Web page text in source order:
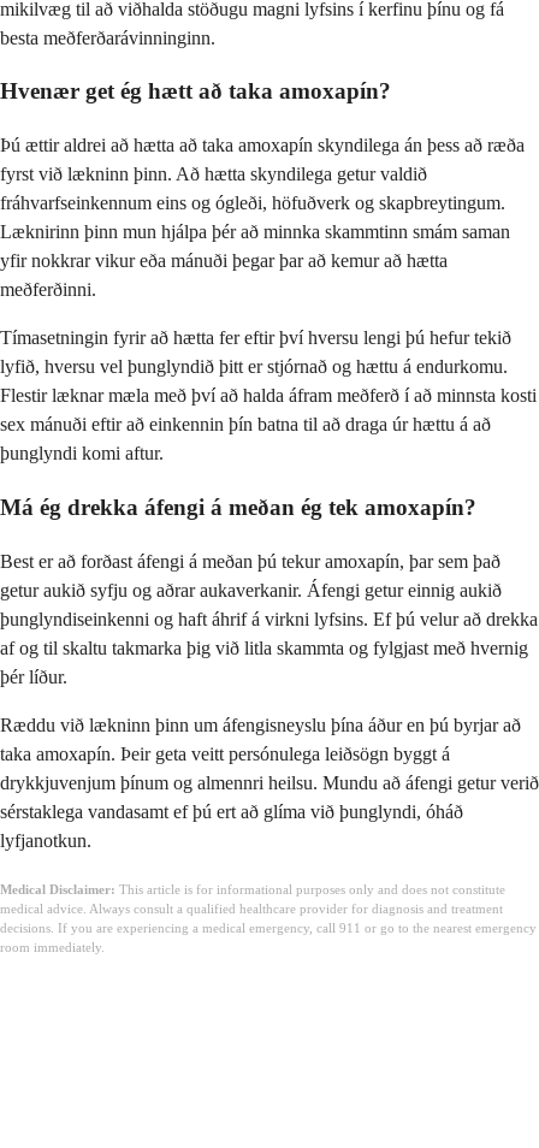
mikilvæg til að viðhalda stöðugu magni lyfsins í kerfinu þínu og fá
besta meðferðarávinninginn.
Hvenær get ég hætt að taka amoxapín?
Þú ættir aldrei að hætta að taka amoxapín skyndilega án þess að ræða
fyrst við lækninn þinn. Að hætta skyndilega getur valdið
fráhvarfseinkennum eins og ógleði, höfuðverk og skapbreytingum.
Læknirinn þinn mun hjálpa þér að minnka skammtinn smám saman
yfir nokkrar vikur eða mánuði þegar þar að kemur að hætta
meðferðinni.
Tímasetningin fyrir að hætta fer eftir því hversu lengi þú hefur tekið
lyfið, hversu vel þunglyndið þitt er stjórnað og hættu á endurkomu.
Flestir læknar mæla með því að halda áfram meðferð í að minnsta kosti
sex mánuði eftir að einkennin þín batna til að draga úr hættu á að
þunglyndi komi aftur.
Má ég drekka áfengi á meðan ég tek amoxapín?
Best er að forðast áfengi á meðan þú tekur amoxapín, þar sem það
getur aukið syfju og aðrar aukaverkanir. Áfengi getur einnig aukið
þunglyndiseinkenni og haft áhrif á virkni lyfsins. Ef þú velur að drekka
af og til skaltu takmarka þig við litla skammta og fylgjast með hvernig
þér líður.
Ræddu við lækninn þinn um áfengisneyslu þína áður en þú byrjar að
taka amoxapín. Þeir geta veitt persónulega leiðsögn byggt á
drykkjuvenjum þínum og almennri heilsu. Mundu að áfengi getur verið
sérstaklega vandasamt ef þú ert að glíma við þunglyndi, óháð
lyfjanotkun.
Medical Disclaimer: This article is for informational purposes only and does not constitute
medical advice. Always consult a qualified healthcare provider for diagnosis and treatment
decisions. If you are experiencing a medical emergency, call 911 or go to the nearest emergency
room immediately.